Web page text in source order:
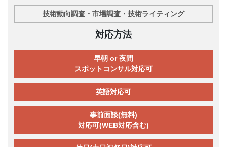
技術動向調査・市場調査・技術ライティング
対応方法
早朝 or 夜間
スポットコンサル対応可
英語対応可
事前面談(無料)
対応可(WEB対応含む)